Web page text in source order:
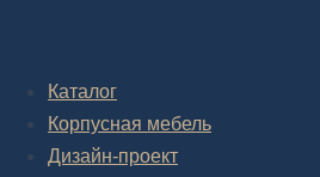
Каталог
Корпусная мебель
Дизайн-проект